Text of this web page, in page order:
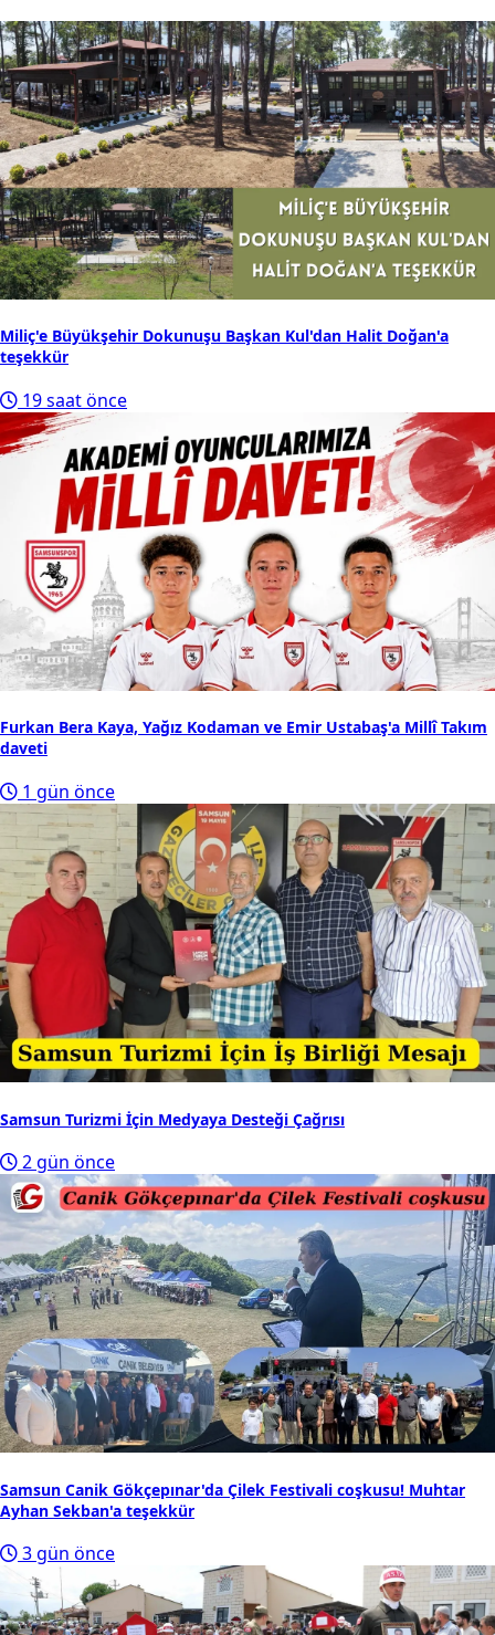
Miliç'e Büyükşehir Dokunuşu Başkan Kul'dan Halit Doğan'a
teşekkür
19 saat önce
Furkan Bera Kaya, Yağız Kodaman ve Emir Ustabaş'a Millî Takım
daveti
1 gün önce
Samsun Turizmi İçin Medyaya Desteği Çağrısı
2 gün önce
Samsun Canik Gökçepınar'da Çilek Festivali coşkusu! Muhtar
Ayhan Sekban'a teşekkür
3 gün önce